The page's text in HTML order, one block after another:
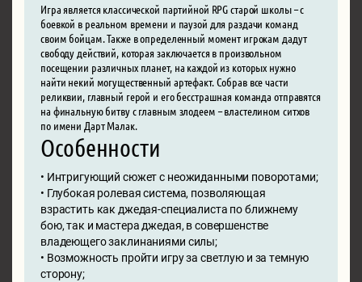
Игра является классической партийной RPG старой школы – с
боевкой в реальном времени и паузой для раздачи команд
своим бойцам. Также в определенный момент игрокам дадут
свободу действий, которая заключается в произвольном
посещении различных планет, на каждой из которых нужно
найти некий могущественный артефакт. Собрав все части
реликвии, главный герой и его бесстрашная команда отправятся
на финальную битву с главным злодеем – властелином ситхов
по имени Дарт Малак.
Особенности
• Интригующий сюжет с неожиданными поворотами;
• Глубокая ролевая система, позволяющая
взрастить как джедая-специалиста по ближнему
бою, так и мастера джедая, в совершенстве
владеющего заклинаниями силы;
• Возможность пройти игру за светлую и за темную
сторону;